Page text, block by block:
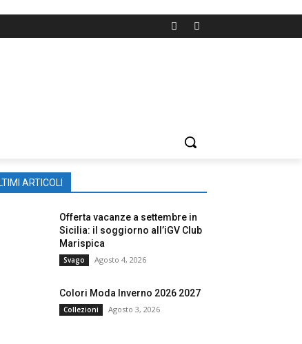
ARTICOLI
Offerta vacanze a settembre in
Sicilia: il soggiorno all’iGV Club
Marispica
Svago Agosto 4, 2026
Colori Moda Inverno 2026 2027
Collezioni Agosto 3, 2026